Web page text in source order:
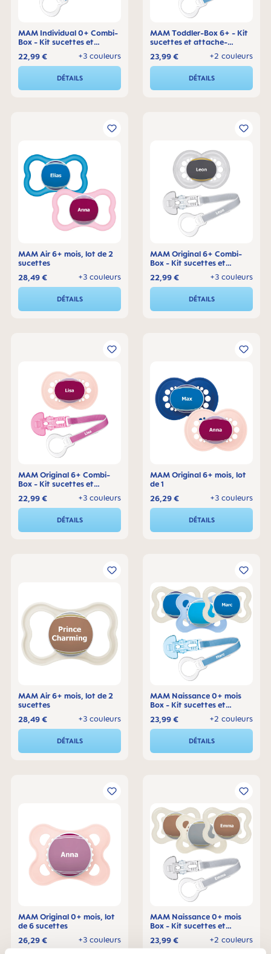
MAM Individual 0+ Combi-
Box - Kit sucettes et
+3 couleurs
22,99 €
DÉTAILS
MAM Toddler-Box 6+ - Kit
sucettes et attache-
+2 couleurs
23,99 €
DÉTAILS
MAM Air 6+ mois, lot de 2
sucettes
+3 couleurs
28,49 €
DÉTAILS
MAM Original 6+ Combi-
Box - Kit sucettes et
+3 couleurs
22,99 €
DÉTAILS
MAM Original 6+ Combi-
Box - Kit sucettes et
+3 couleurs
22,99 €
DÉTAILS
MAM Original 6+ mois, lot
de 1
+3 couleurs
26,29 €
DÉTAILS
MAM Air 6+ mois, lot de 2
sucettes
+3 couleurs
28,49 €
DÉTAILS
MAM Naissance 0+ mois
Box - Kit sucettes et
+2 couleurs
23,99 €
DÉTAILS
MAM Original 0+ mois, lot
de 6 sucettes
+3 couleurs
26,29 €
MAM Naissance 0+ mois
Box - Kit sucettes et
+2 couleurs
23,99 €